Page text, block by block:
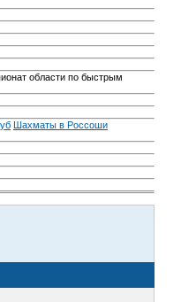
области по быстрым
Шахматы в Россоши